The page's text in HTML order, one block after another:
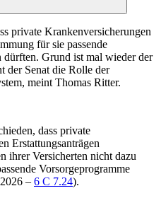
private Krankenversicherungen
für sie passende
dürften. Grund ist mal wieder der
der Senat die Rolle der
meint Thomas Ritter.
dass private
Erstattungsanträgen
ihrer Versicherten nicht dazu
Vorsorgeprogramme
– 6 C 7.24).